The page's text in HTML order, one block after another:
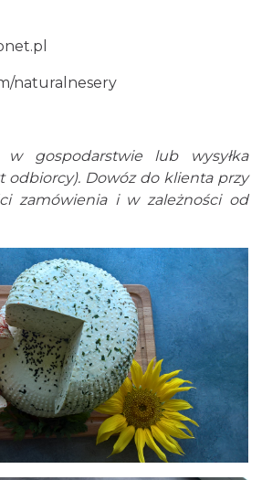
naturalnesery
w gospodarstwie lub wysyłka
odbiorcy). Dowóz do klienta przy
zamówienia i w zależności od